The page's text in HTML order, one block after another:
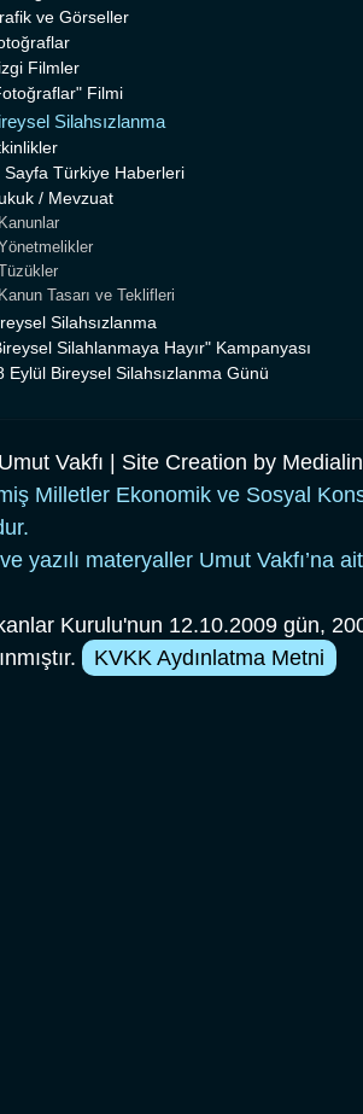
ve Görseller
Filmler
Filmi
Silahsızlanma
Sayfa Türkiye Haberleri
/ Mevzuat
Kanunlar
Yönetmelikler
Tüzükler
Kanun Tasarı ve Teklifleri
Silahsızlanma
Silahlanmaya Hayır" Kampanyası
Eylül Bireysel Silahsızlanma Günü
Vakfı | Site Creation by
Milletler Ekonomik ve Sosyal
yazılı materyaller Umut Vakfı’na
Kurulu'nun 12.10.2009 gün,
KVKK Aydınlatma Metni